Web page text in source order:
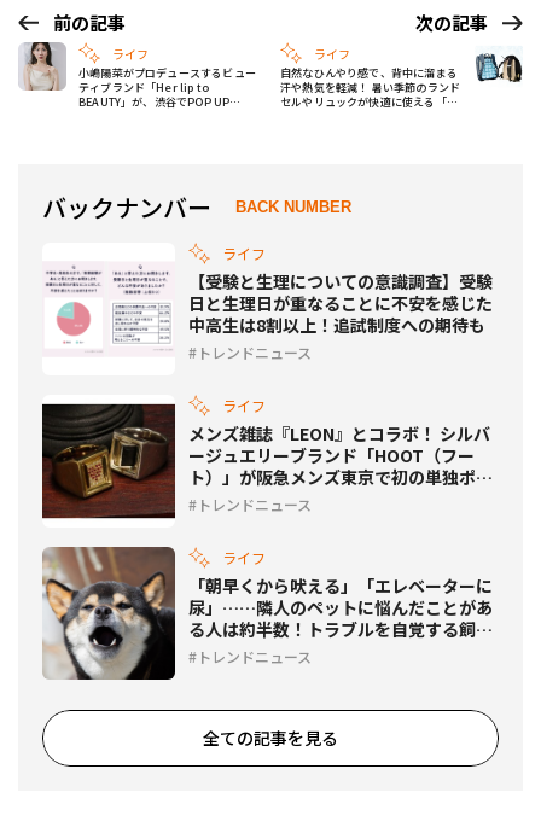
前の記事
ライフ
小嶋陽菜がプロデュースするビュー
ティブランド「Her lip to
BEAUTY」が、渋谷でPOP UP
次の記事
ライフ
自然なひんやり感で、背中に溜まる
汗や熱気を軽減！ 暑い季節のランド
セルやリュックが快適に使える「リ
バックナンバー BACK NUMBER
ライフ
【受験と生理についての意識調査】受験
日と生理日が重なることに不安を感じた
中高生は8割以上！追試制度への期待も
トレンドニュース
ライフ
メンズ雑誌『LEON』とコラボ！ シルバ
ージュエリーブランド「HOOT（フー
ト）」が阪急メンズ東京で初の単独ポッ
プアップを開催
トレンドニュース
ライフ
「朝早くから吠える」「エレベーターに
尿」……隣人のペットに悩んだことがあ
る人は約半数！トラブルを自覚する飼い
主は1割超に
トレンドニュース
全ての記事を見る